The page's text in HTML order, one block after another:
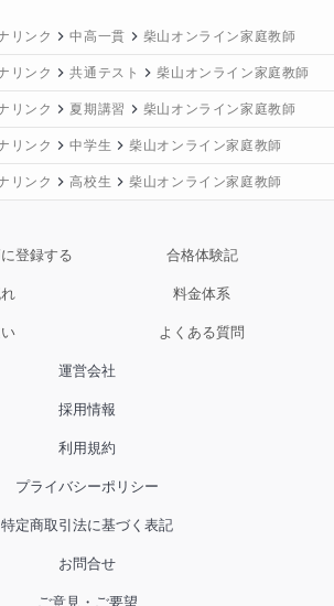
リンク 中高一貫 柴山オンライン家庭教師
リンク 共通テスト 柴山オンライン家庭教師
リンク 夏期講習 柴山オンライン家庭教師
リンク 中学生 柴山オンライン家庭教師
リンク 高校生 柴山オンライン家庭教師
登録する 合格体験記
料金体系
よくある質問
運営会社
採用情報
利用規約
プライバシーポリシー
特定商取引法に基づく表記
お問合せ
ご意見・ご要望